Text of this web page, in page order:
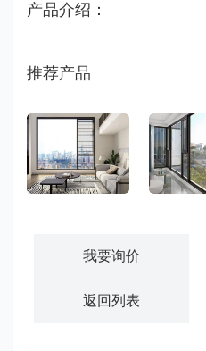
产品介绍：
推荐产品
我要询价
返回列表